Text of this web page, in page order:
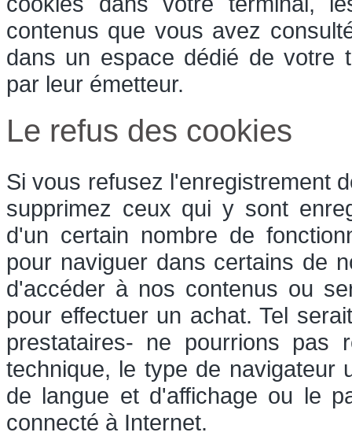
contenus que vous avez
dans un espace dédié de votre
par leur émetteur.
Le refus des cookies
Si vous refusez l'enregistrement
supprimez ceux qui y sont
d'un certain nombre de
pour naviguer dans certains de
d'accéder à nos contenus ou
pour effectuer un achat. Tel
prestataires- ne pourrions pas
technique, le type de navigateur
de langue et d'affichage ou le
connecté à Internet.